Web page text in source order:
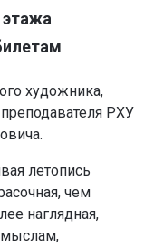
этажа
художника,
РХУ
летопись
чем
наглядная,